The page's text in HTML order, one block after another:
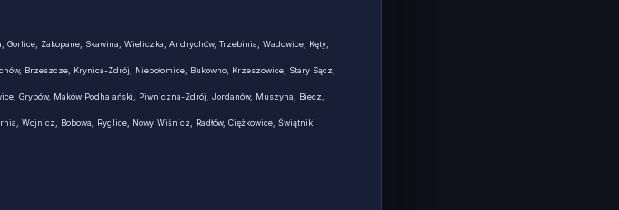
Gorlice, Zakopane, Skawina, Wieliczka, Andrychów, Trzebinia, Wadowice, Kęty,
Brzeszcze, Krynica-Zdrój, Niepołomice, Bukowno, Krzeszowice, Stary Sącz,
Grybów, Maków Podhalański, Piwniczna-Zdrój, Jordanów, Muszyna, Biecz,
Wojnicz, Bobowa, Ryglice, Nowy Wiśnicz, Radłów, Ciężkowice, Świątniki